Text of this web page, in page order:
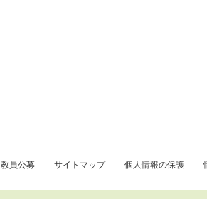
教員公募 サイトマップ 個人情報の保護